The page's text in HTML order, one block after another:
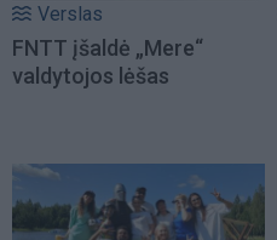
Verslas
FNTT įšaldė „Mere“
valdytojos lėšas